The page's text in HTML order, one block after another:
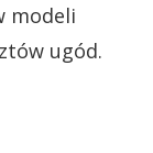
modeli
ugód.